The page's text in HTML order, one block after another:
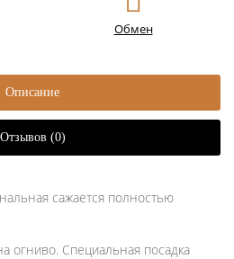
Обмен
Описание
Отзывов (0)
сажается полностью
огниво. Специальная посадка